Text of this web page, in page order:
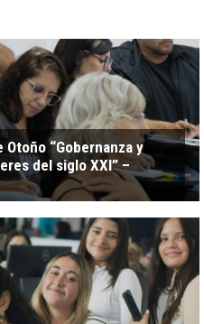
“Gobernanza y
del siglo XXI” –